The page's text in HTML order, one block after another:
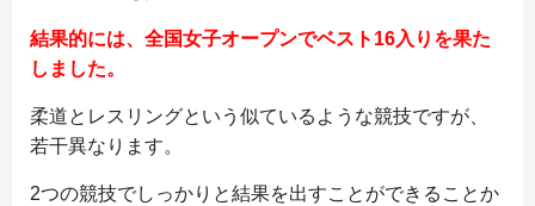
結果的には、全国女子オープンでベスト16入りを果た
しました。
柔道とレスリングという似ているような競技ですが、
若干異なります。
2つの競技でしっかりと結果を出すことができることか